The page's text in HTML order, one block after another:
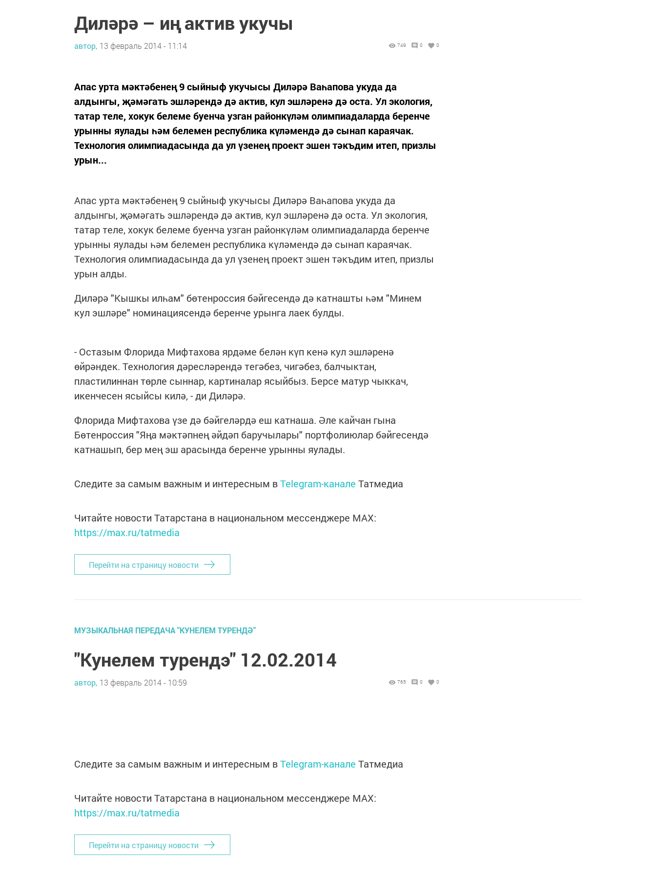
Диләрә – иң актив укучы
автор, 13 февраль 2014 - 11:14 749 0 0
Апас урта мәктәбенең 9 сыйныф укучысы Диләрә Ваһапова укуда да
алдынгы, җәмәгать эшләрендә дә актив, кул эшләренә дә оста. Ул экология,
татар теле, хокук белеме буенча узган районкүләм олимпиадаларда беренче
урынны яулады һәм белемен республика күләмендә дә сынап караячак.
Технология олимпиадасында да ул үзенең проект эшен тәкъдим итеп, призлы
урын...
Апас урта мәктәбенең 9 сыйныф укучысы Диләрә Ваһапова укуда да
алдынгы, җәмәгать эшләрендә дә актив, кул эшләренә дә оста. Ул экология,
татар теле, хокук белеме буенча узган районкүләм олимпиадаларда беренче
урынны яулады һәм белемен республика күләмендә дә сынап караячак.
Технология олимпиадасында да ул үзенең проект эшен тәкъдим итеп, призлы
урын алды.
Диләрә "Кышкы илһам" бөтенроссия бәйгесендә дә катнашты һәм "Минем
кул эшләре" номинациясендә беренче урынга лаек булды.
- Остазым Флорида Мифтахова ярдәме белән күп кенә кул эшләренә
өйрәндек. Технология дәресләрендә тегәбез, чигәбез, балчыктан,
пластилиннан төрле сыннар, картиналар ясыйбыз. Берсе матур чыккач,
икенчесен ясыйсы килә, - ди Диләрә.
Флорида Мифтахова үзе дә бәйгеләрдә еш катнаша. Әле кайчан гына
Бөтенроссия "Яңа мәктәпнең әйдәп баручылары" портфолиюлар бәйгесендә
катнашып, бер мең эш арасында беренче урынны яулады.
Следите за самым важным и интересным вTelegram-канале Татмедиа
Читайте новости Татарстана в национальном мессенджере MАХ:
https://max.ru/tatmedia
Перейти на страницу новости
МУЗЫКАЛЬНАЯ ПЕРЕДАЧА "КУНЕЛЕМ ТУРЕНДӘ"
"Кунелем турендэ" 12.02.2014
автор, 13 февраль 2014 - 10:59 765 0 0
Следите за самым важным и интересным вTelegram-канале Татмедиа
Читайте новости Татарстана в национальном мессенджере MАХ:
https://max.ru/tatmedia
Перейти на страницу новости